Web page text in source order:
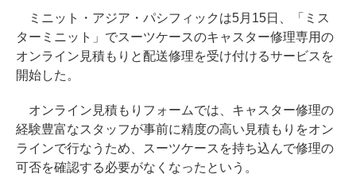
ミニット・アジア・パシフィックは5月15日、「ミス
ターミニット」でスーツケースのキャスター修理専用の
オンライン見積もりと配送修理を受け付けるサービスを
開始した。
オンライン見積もりフォームでは、キャスター修理の
経験豊富なスタッフが事前に精度の高い見積もりをオン
ラインで行なうため、スーツケースを持ち込んで修理の
可否を確認する必要がなくなったという。